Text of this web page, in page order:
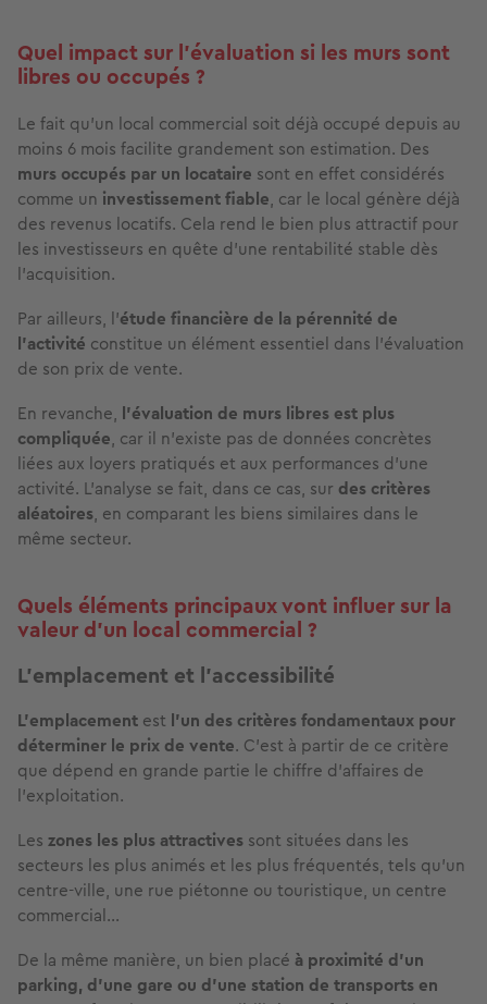
Quel impact sur l’évaluation si les murs sont
libres ou occupés ?
Le fait qu’un local commercial soit déjà occupé depuis au
moins 6 mois facilite grandement son estimation. Des
murs occupés par un locataire sont en effet considérés
comme un investissement fiable, car le local génère déjà
des revenus locatifs. Cela rend le bien plus attractif pour
les investisseurs en quête d’une rentabilité stable dès
l’acquisition.
Par ailleurs, l’étude financière de la pérennité de
l’activité constitue un élément essentiel dans l’évaluation
de son prix de vente.
En revanche, l’évaluation de murs libres est plus
compliquée, car il n'existe pas de données concrètes
liées aux loyers pratiqués et aux performances d’une
activité. L’analyse se fait, dans ce cas, sur des critères
aléatoires, en comparant les biens similaires dans le
même secteur.
Quels éléments principaux vont influer sur la
valeur d’un local commercial ?
L’emplacement et l’accessibilité
L’emplacement est l’un des critères fondamentaux pour
déterminer le prix de vente. C’est à partir de ce critère
que dépend en grande partie le chiffre d’affaires de
l’exploitation.
Les zones les plus attractives sont situées dans les
secteurs les plus animés et les plus fréquentés, tels qu’un
centre-ville, une rue piétonne ou touristique, un centre
commercial…
De la même manière, un bien placé à proximité d’un
parking, d’une gare ou d'une station de transports en